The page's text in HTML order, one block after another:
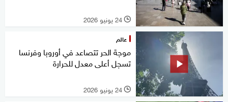
l 24 يونيو 2026
عالم
موجة الحر تتصاعد في أوروبا وفرنسا
تسجل أعلى معدل للحرارة
l 24 يونيو 2026